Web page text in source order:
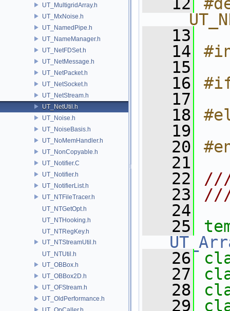
UT_MultigridArray.h
UT_MxNoise.h
UT_NamedPipe.h
UT_NameManager.h
UT_NetFDSet.h
UT_NetMessage.h
UT_NetPacket.h
UT_NetSocket.h
UT_NetStream.h
UT_NetUtil.h
UT_Noise.h
UT_NoiseBasis.h
UT_NoMemHandler.h
UT_NonCopyable.h
UT_Notifier.C
UT_Notifier.h
UT_NotifierList.h
UT_NTFileTracer.h
UT_NTGetOpt.h
UT_NTHooking.h
UT_NTRegKey.h
UT_NTStreamUtil.h
UT_NTUtil.h
UT_OBBox.h
UT_OBBox2D.h
UT_OFStream.h
UT_OldPerformance.h
   13
   14
   15
   16
   17
   18
   19
   20
   21
   22
   23
///
   24
   25
   26
   27
   28
   29